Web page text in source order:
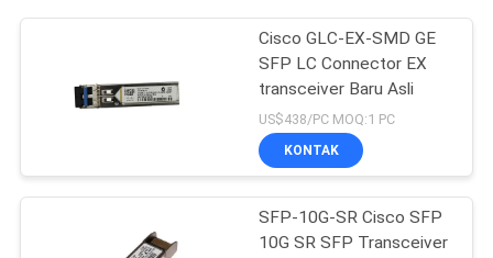
Cisco GLC-EX-SMD GE
SFP LC Connector EX
transceiver Baru Asli
US$438/PC MOQ:1 PC
KONTAK
SFP-10G-SR Cisco SFP
10G SR SFP Transceiver